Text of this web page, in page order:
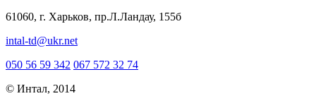
61060, г. Харьков, пр.Л.Ландау, 155б
intal-td@ukr.net
050 56 59 342 067 572 32 74
© Интал, 2014